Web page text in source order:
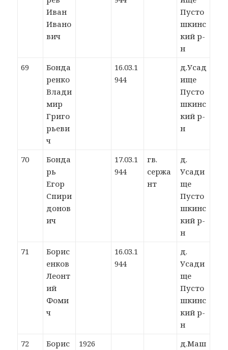
Иван
Ивано
вич
Пусто
шкинс
кий р-
н
69
Бонда
ренко
Влади
мир
Григо
рьеви
ч
16.03.1
944
д.Усад
ище
Пусто
шкинс
кий р-
н
70
Бонда
рь
Егор
Спири
донов
ич
17.03.1
944
гв.
сержа
нт
д.
Усади
ще
Пусто
шкинс
кий р-
н
71
Борис
енков
Леонт
ий
Фоми
ч
16.03.1
944
д.
Усади
ще
Пусто
шкинс
кий р-
н
72
Борис
1926
д.Маш